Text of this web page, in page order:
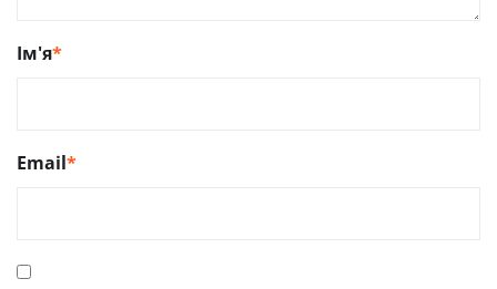
Ім'я*
Email*